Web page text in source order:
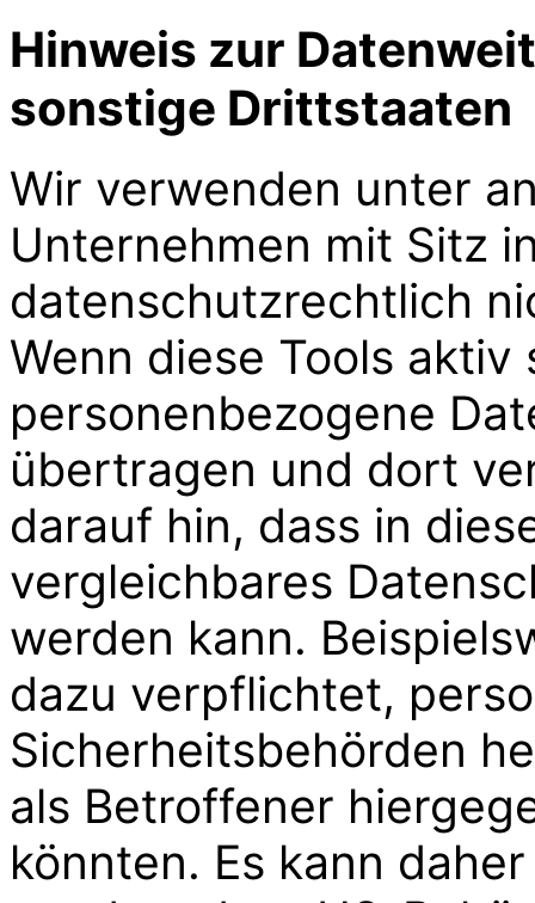
Hinweis zur
sonstige Drittstaaten
Wir verwenden unter
Unternehmen mit Sitz
datenschutzrechtlich
Wenn diese Tools aktiv
personenbezogene
übertragen und dort
darauf hin, dass in
vergleichbares
werden kann.
dazu verpflichtet,
Sicherheitsbehörden
als Betroffener
könnten. Es kann